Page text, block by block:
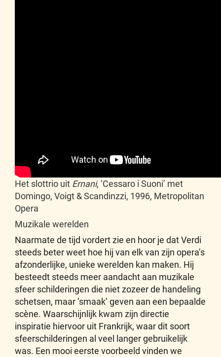
Het slottrio uit Ernani, ‘Cessaro i Suoni’ met
Domingo, Voigt & Scandinzzi, 1996, Metropolitan
Opera
Muzikale werelden
Naarmate de tijd vordert zie en hoor je dat Verdi
steeds beter weet hoe hij van elk van zijn opera’s
afzonderlijke, unieke werelden kan maken. Hij
besteedt steeds meer aandacht aan muzikale
sfeer schilderingen die niet zozeer de handeling
schetsen, maar ‘smaak’ geven aan een bepaalde
scène. Waarschijnlijk kwam zijn directie
inspiratie hiervoor uit Frankrijk, waar dit soort
sfeerschilderingen al veel langer gebruikelijk
was. Een mooi eerste voorbeeld vinden we